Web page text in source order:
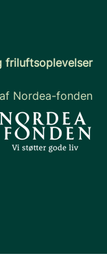
friluftsoplevelser
Nordea-fonden